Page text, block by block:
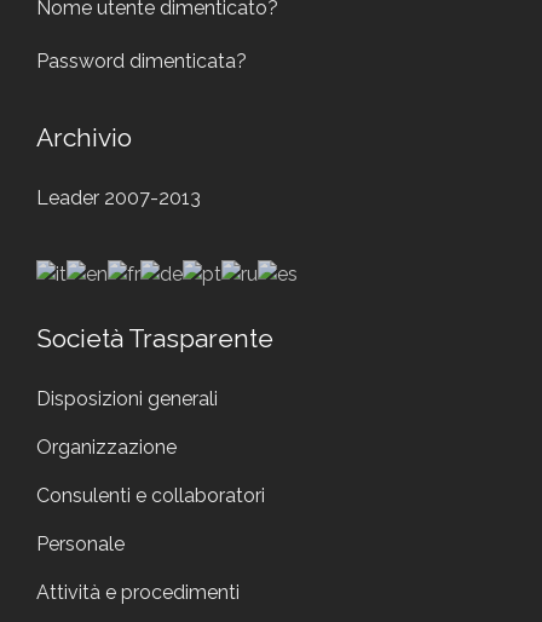
Nome utente dimenticato?
Password dimenticata?
Archivio
Leader 2007-2013
Società Trasparente
Disposizioni generali
Organizzazione
Consulenti e collaboratori
Personale
Attività e procedimenti